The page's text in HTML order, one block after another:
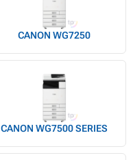
CANON WG7250
CANON WG7500 SERIES